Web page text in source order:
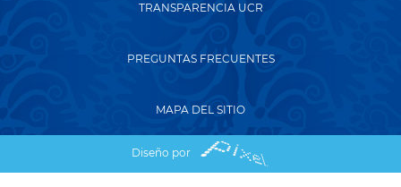
TRANSPARENCIA UCR
PREGUNTAS FRECUENTES
MAPA DEL SITIO
Diseño por